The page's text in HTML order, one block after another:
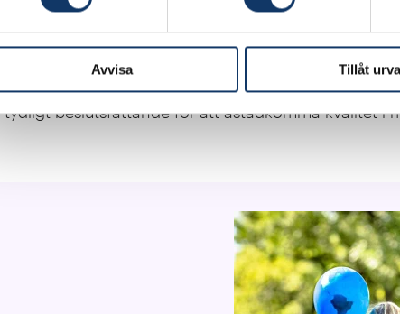
Avvisa Tillåt
Att inte ta beslutshanteringen på allvar blir i
vanligen under helt felaktiga föreställningar och
det räcker med olika grader av intuition och att
vi har utvecklat modeller och algoritmer för att
tydligt beslutsfattande för att åstadkomma kvalitet i